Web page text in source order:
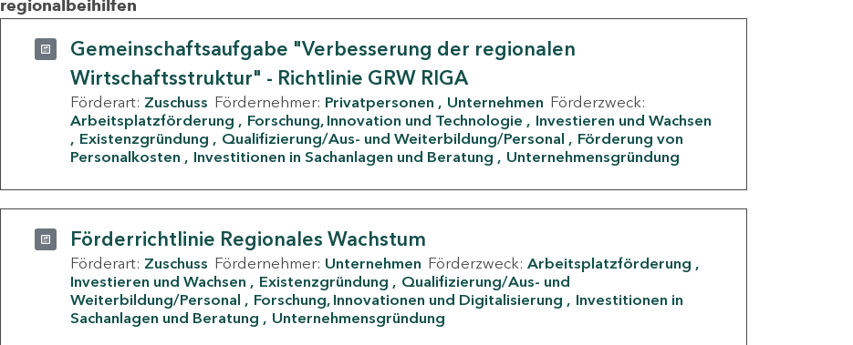
regionalbeihilfen
Gemeinschaftsaufgabe "Verbesserung der regionalen
Wirtschaftsstruktur" - Richtlinie GRW RIGA
Förderart: Zuschuss Fördernehmer: Privatpersonen Unternehmen Förderzweck:
Arbeitsplatzförderung
Forschung, Innovation und Technologie
Investieren und Wachsen
Existenzgründung
Qualifizierung/Aus- und Weiterbildung/Personal
Förderung von
Personalkosten
Investitionen in Sachanlagen und Beratung Unternehmensgründung
Förderrichtlinie Regionales Wachstum
Förderart: Zuschuss Fördernehmer: Unternehmen Förderzweck: Arbeitsplatzförderung
Investieren und Wachsen
Existenzgründung
Qualifizierung/Aus- und
Weiterbildung/Personal
Forschung, Innovationen und Digitalisierung
Investitionen in
Sachanlagen und Beratung
Unternehmensgründung